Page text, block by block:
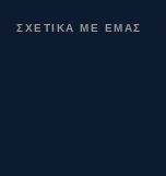
ΣΧΕΤΙΚΑ ΜΕ ΕΜΑΣ
ΑΡΧΙΚΗ